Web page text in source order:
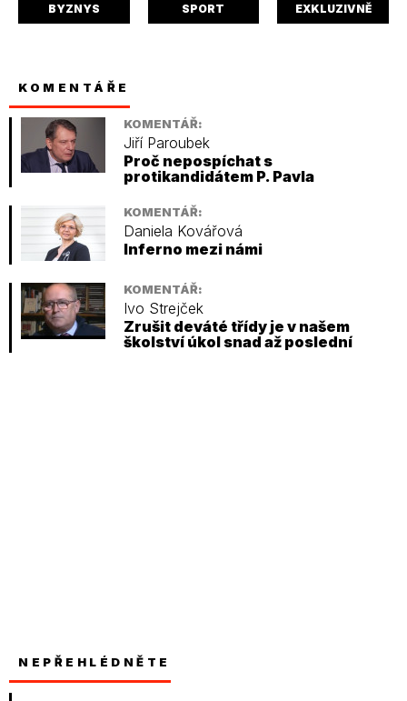
BYZNYS SPORT EXKLUZIVNĚ
KOMENTÁŘE
KOMENTÁŘ:
Jiří Paroubek
Proč nepospíchat s
protikandidátem P. Pavla
KOMENTÁŘ:
Daniela Kovářová
Inferno mezi námi
KOMENTÁŘ:
Ivo Strejček
Zrušit deváté třídy je v našem
školství úkol snad až poslední
NEPŘEHLÉDNĚTE